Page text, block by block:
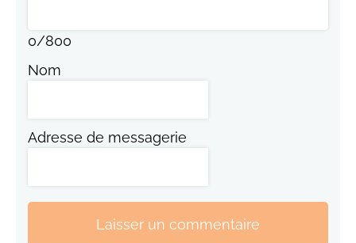
0/800
Nom
Adresse de messagerie
Laisser un commentaire